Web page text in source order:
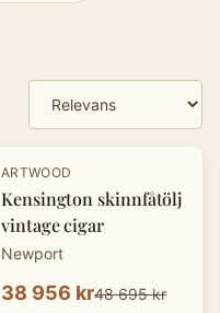
-20%
ARTWOOD
Kensington skinnfåtölj
vintage cigar
Newport
38 956 kr48 695 kr